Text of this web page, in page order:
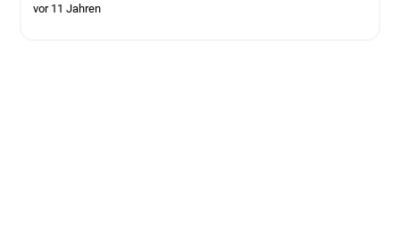
vor 11 Jahren